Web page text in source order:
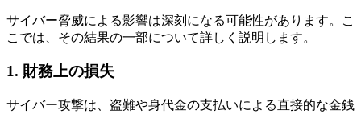
サイバー脅威による影響は深刻になる可能性があります。こ
こでは、その結果の一部について詳しく説明します。
1. 財務上の損失
サイバー攻撃は、盗難や身代金の支払いによる直接的な金銭